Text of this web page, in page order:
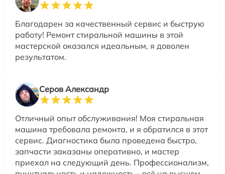
Благодарен за качественный сервис и быструю
работу! Ремонт стиральной машины в этой
мастерской оказался идеальным, я доволен
результатом.
Серов Александр
Отличный опыт обслуживания! Моя стиральная
машина требовала ремонта, и я обратился в этот
сервис. Диагностика была проведена быстро,
запчасти заказаны оперативно, и мастер
приехал на следующий день. Профессионализм,